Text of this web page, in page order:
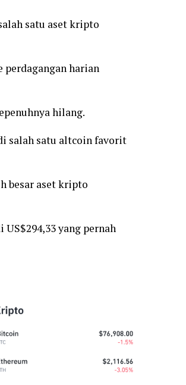
satu aset kripto
perdagangan harian
hilang.
salah satu altcoin favorit
besar aset kripto
yang pernah